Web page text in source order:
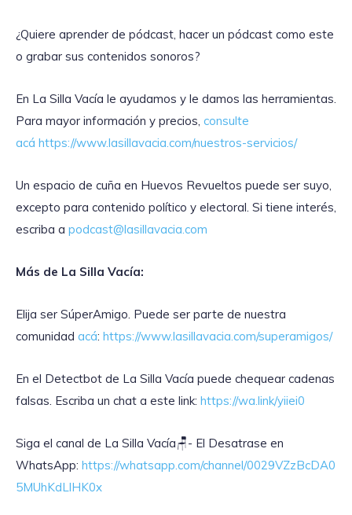
¿Quiere aprender de pódcast, hacer un pódcast como este
o grabar sus contenidos sonoros?
En La Silla Vacía le ayudamos y le damos las herramientas.
Para mayor información y precios, consulte
acá https://www.lasillavacia.com/nuestros-servicios/
Un espacio de cuña en Huevos Revueltos puede ser suyo,
excepto para contenido político y electoral. Si tiene interés,
escriba a podcast@lasillavacia.com
Más de La Silla Vacía:
Elija ser SúperAmigo. Puede ser parte de nuestra
comunidad acá: https://www.lasillavacia.com/superamigos/
En el Detectbot de La Silla Vacía puede chequear cadenas
falsas. Escriba un chat a este link: https://wa.link/yiiei0
‎Siga el canal de La Silla Vacía🪑- El Desatrase en
WhatsApp: https://whatsapp.com/channel/0029VZzBcDA0
5MUhKdLlHK0x